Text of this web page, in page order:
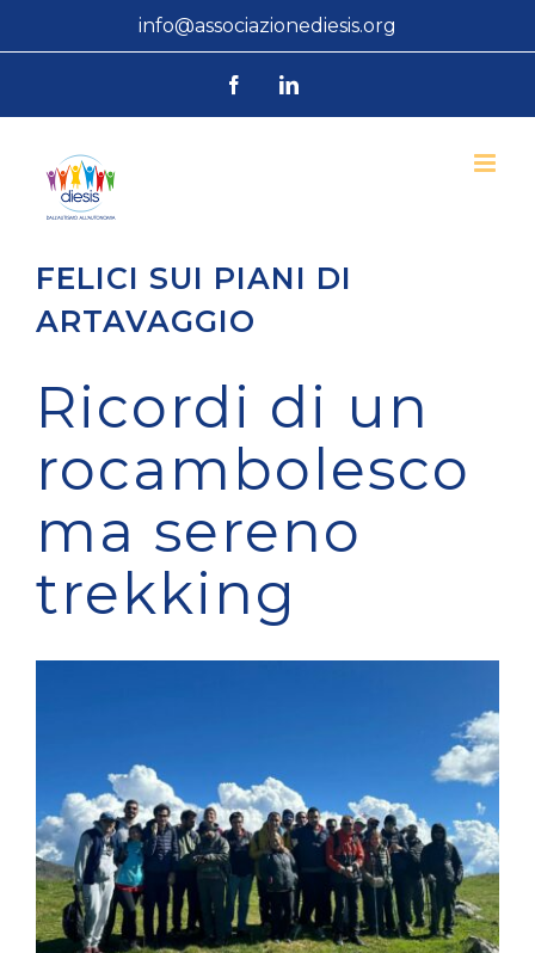
info@associazionediesis.org
FacebookLinkedIn
FELICI SUI PIANI DI
ARTAVAGGIO
Ricordi di un
rocambolesco
ma sereno
trekking